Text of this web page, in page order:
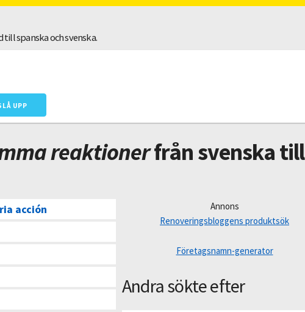
spanska och svenska.
reaktionerfrån svenska till
Annons
Renoveringsbloggens produktsök
Företagsnamn-generator
Andra sökte efter
acción